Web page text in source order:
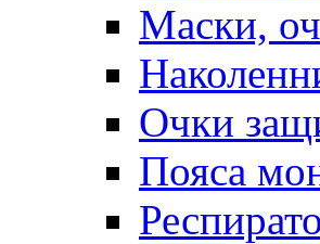
Маски,
Очки
Пояса